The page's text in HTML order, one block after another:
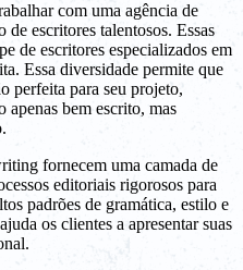
com uma agência de
escritores talentosos. Essas
de escritores especializados em
Essa diversidade permite que
perfeita para seu projeto,
apenas bem escrito, mas
fornecem uma camada de
editoriais rigorosos para
padrões de gramática, estilo e
os clientes a apresentar suas